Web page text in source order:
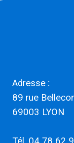
Adresse :
​​​​​​​89 rue
69003 LYON